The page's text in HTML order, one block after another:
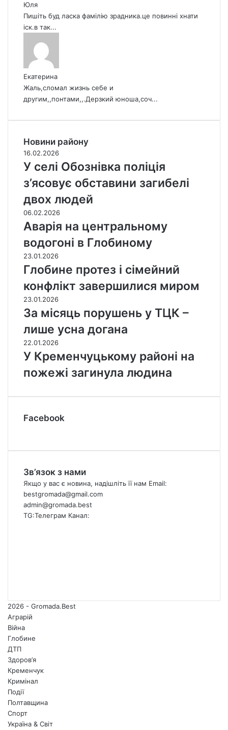
Юля
Пишіть буд ласка фамілію зрадника.це повинні хнати
іск.в так...
Екатерина
Жаль,сломал жизнь себе и
другим,,понтами,,.Дерзкий юноша,соч...
Новини району
16.02.2026
У селі Обознівка поліція
з’ясовує обставини загибелі
двох людей
06.02.2026
Аварія на центральному
водогоні в Глобиному
23.01.2026
Глобине протез і сімейний
конфлікт завершилися миром
23.01.2026
За місяць порушень у ТЦК –
лише усна догана
22.01.2026
У Кременчуцькому районі на
пожежі загинула людина
Facebook
Зв’язок з нами
Якщо у вас є новина, надішліть її нам Email:
bestgromada@gmail.com
admin@gromada.best
TG:Телеграм Канал:
2026 - Gromada.Best
Аграрій
Війна
Глобине
ДТП
Здоров’я
Кременчук
Кримінал
Події
Полтавщина
Спорт
Україна & Світ